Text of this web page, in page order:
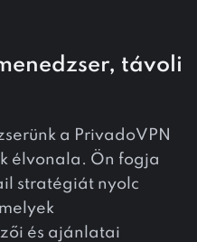
távoli
a PrivadoVPN
élvonala. Ön fogja
stratégiát nyolc
és ajánlatai